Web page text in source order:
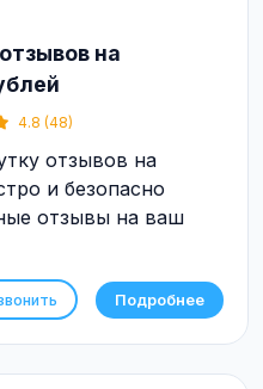
на
4.8 (48)
отзывов на
и безопасно
отзывы на ваш
Подробнее